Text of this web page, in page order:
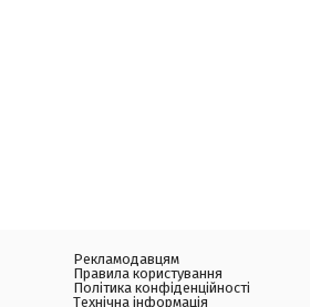
Рекламодавцям
Правила користування
Політика конфіденційності
Технічна інформація